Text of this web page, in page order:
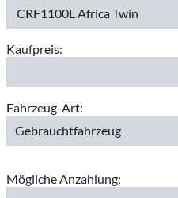
Kaufpreis:
Fahrzeug-Art:
Mögliche Anzahlung: